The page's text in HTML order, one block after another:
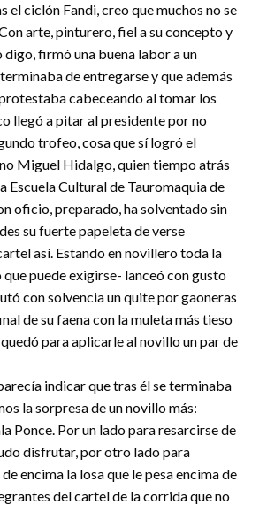
el ciclón Fandi, creo que muchos no se
arte, pinturero, fiel a su concepto y
digo, firmó una buena labor a un
de entregarse y que además
cabeceando al tomar los
llegó a pitar al presidente por no
trofeo, cosa que sí logró el
Miguel Hidalgo, quien tiempo atrás
Escuela Cultural de Tauromaquia de
oficio, preparado, ha solventado sin
su fuerte papeleta de verse
así. Estando en novillero toda la
puede exigirse- lanceó con gusto
con solvencia un quite por gaoneras
de su faena con la muleta más tieso
para aplicarle al novillo un par de
indicar que tras él se terminaba
la sorpresa de un novillo más:
Ponce. Por un lado para resarcirse de
disfrutar, por otro lado para
encima la losa que le pesa encima de
del cartel de la corrida que no